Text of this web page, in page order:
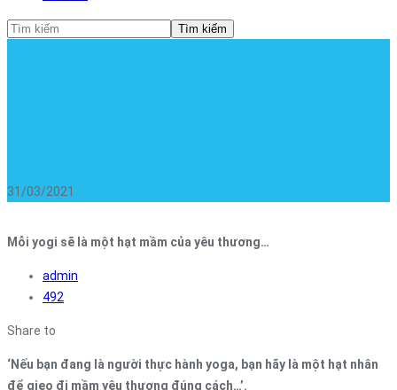
Tìm kiếm
31/03/2021
Mỗi yogi sẽ là một hạt mầm của yêu thương…
admin
492
Share to
‘Nếu bạn đang là người thực hành yoga, bạn hãy là một hạt nhân
để gieo đi mầm yêu thương đúng cách…’.